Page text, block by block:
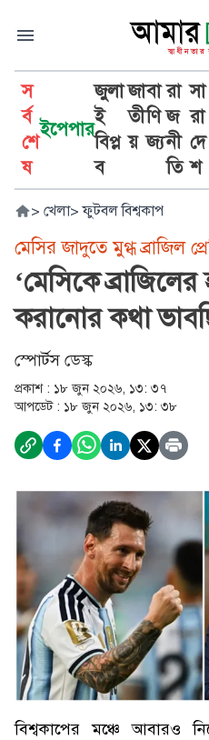
স
র্ব
শে
ষ
ইপেপার
জুলা
ই
বিপ্ল
ব
জা
তী
য়
বা
ণি
জ্য
রা
জ
নী
তি
সা
রা
দে
শ
> খেলা> ফুটবল বিশ্বকাপ
মেসির জাদুতে মুগ্ধ ব্রাজিল
‘মেসিকে
করানোর কথা
স্পোর্টস ডেস্ক
প্রকাশ : ১৮ জুন ২০২৬, ১৩: ৩৭
আপডেট : ১৮ জুন ২০২৬, ১৩: ৩৮
বিশ্বকাপের মঞ্চে আবারও